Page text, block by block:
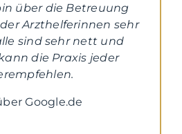
über die Betreuung
Arzthelferinnen sehr
sind sehr nett und
die Praxis jeder
Google.de